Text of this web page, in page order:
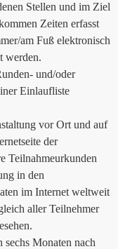
Stellen und im Ziel
Zeiten erfasst
am Fuß elektronisch
werden.
und/oder
Einlaufliste
vor Ort und auf
der
Teilnahmeurkunden
in den
im Internet weltweit
aller Teilnehmer
Monaten nach